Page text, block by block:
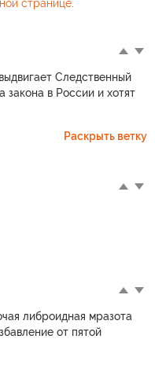
странице.
Следственный
закона в России и хотят
Раскрыть ветку
либроидная мразота
от пятой